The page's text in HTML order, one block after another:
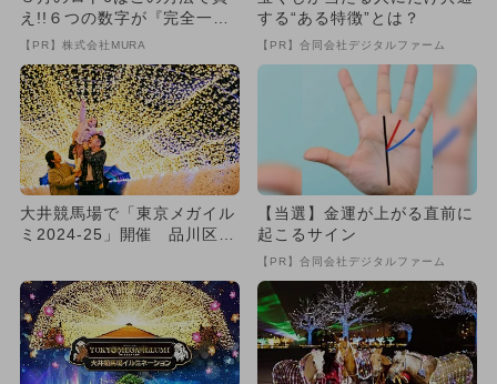
え!!６つの数字が『完全一
致』する方法
【PR】株式会社MURA
する“ある特徴”とは？
【PR】合同会社デジタルファーム
大井競馬場で「東京メガイル
ミ2024-25」開催 品川区・
【当選】金運が上がる直前に
起こるサイン
【PR】合同会社デジタルファーム